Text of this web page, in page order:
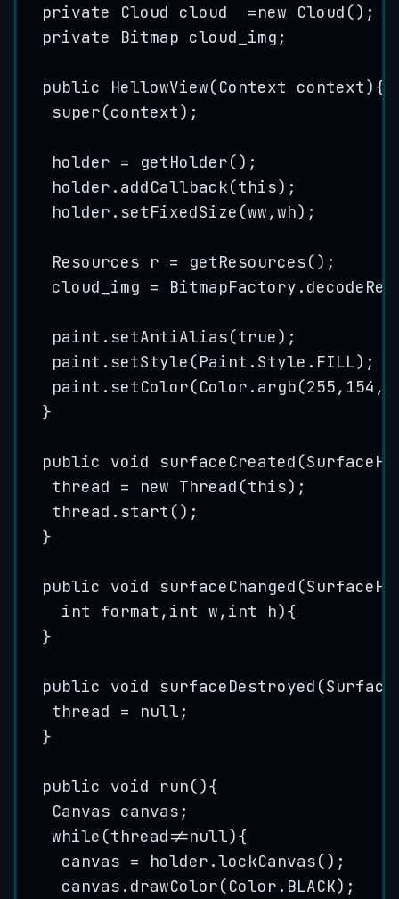
private Cloud cloud =new Cloud () ;
private
Bitmap cloud_img ;
public HellowView(Context context){
super(context);
holder = getHolder() ;
holder . addCallback(this) ;
holder . setFixedSize (ww,wh) ;
Resources r = getResources() ;
cloud_img = BitmapFactory .
paint . setAntiAlias(true) ;
paint . setStyle (Paint . Style . FILL) ;
paint . setColor(Color . argb(255, 154 ,
}
public void surfaceCreated (
thread = new Thread (this) ;
thread . start () ;
}
public void surfaceChanged (
int
format , int w, int h){
}
public void surfaceDestroyed (
thread = null ;
}
public void run(){
Canvas canvas ;
while (thread!=null){
canvas = holder .lockCanvas() ;
canvas . drawColor(Color . BLACK) ;